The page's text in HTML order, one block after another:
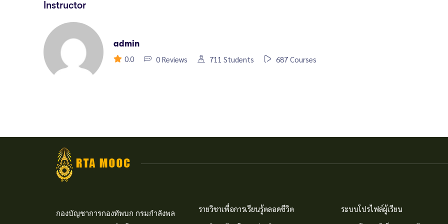
Instructor
admin
0.0
0 Reviews 711 Students 687 Courses
กองบัญชาการกองทัพบก กรมกำลังพล
รายวิชาเพื่อการเรียนรู้ตลอดชีวิต
ระบบโปรไฟล์ผู้เรียน